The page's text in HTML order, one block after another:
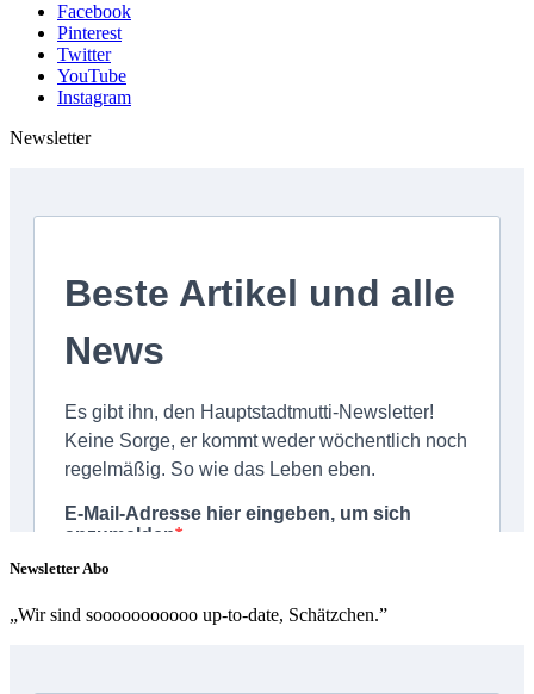
Facebook
Pinterest
Twitter
YouTube
Instagram
Newsletter
Newsletter Abo
„Wir sind sooooooooooo up-to-date, Schätzchen.”